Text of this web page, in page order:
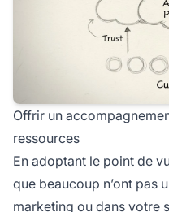
Offrir un
ressources
En adoptant le point de
que beaucoup n’ont pas
marketing ou dans votre